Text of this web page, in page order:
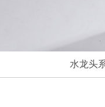
水龙头